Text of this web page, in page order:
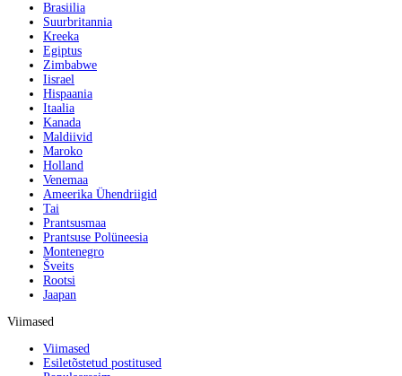
Brasiilia
Suurbritannia
Kreeka
Egiptus
Zimbabwe
Iisrael
Hispaania
Itaalia
Kanada
Maldiivid
Maroko
Holland
Venemaa
Ameerika Ühendriigid
Tai
Prantsusmaa
Prantsuse Polüneesia
Montenegro
Šveits
Rootsi
Jaapan
Viimased
Viimased
Esiletõstetud postitused